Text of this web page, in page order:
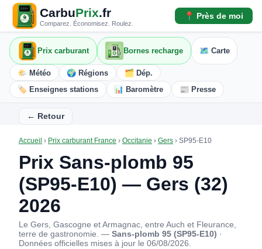
CarbuPrix.fr
Comparez. Économisez. Roulez.
📍 Près de moi
Prix carburant Bornes recharge 🗺️ Carte
🌤️ Météo 🌍 Régions
🗂️ Dép.
🏷️ Enseignes stations
📊 Baromètre 📰 Presse
← Retour
Accueil › Prix carburant France › Occitanie › Gers › SP95-E10
Prix Sans-plomb 95
(SP95-E10) — Gers (32)
2026
Le Gers, Gascogne et Armagnac, entre Auch et Fleurance,
terre de gastronomie. — Sans-plomb 95 (SP95-E10) ·
Données officielles mises à jour le 06/08/2026.